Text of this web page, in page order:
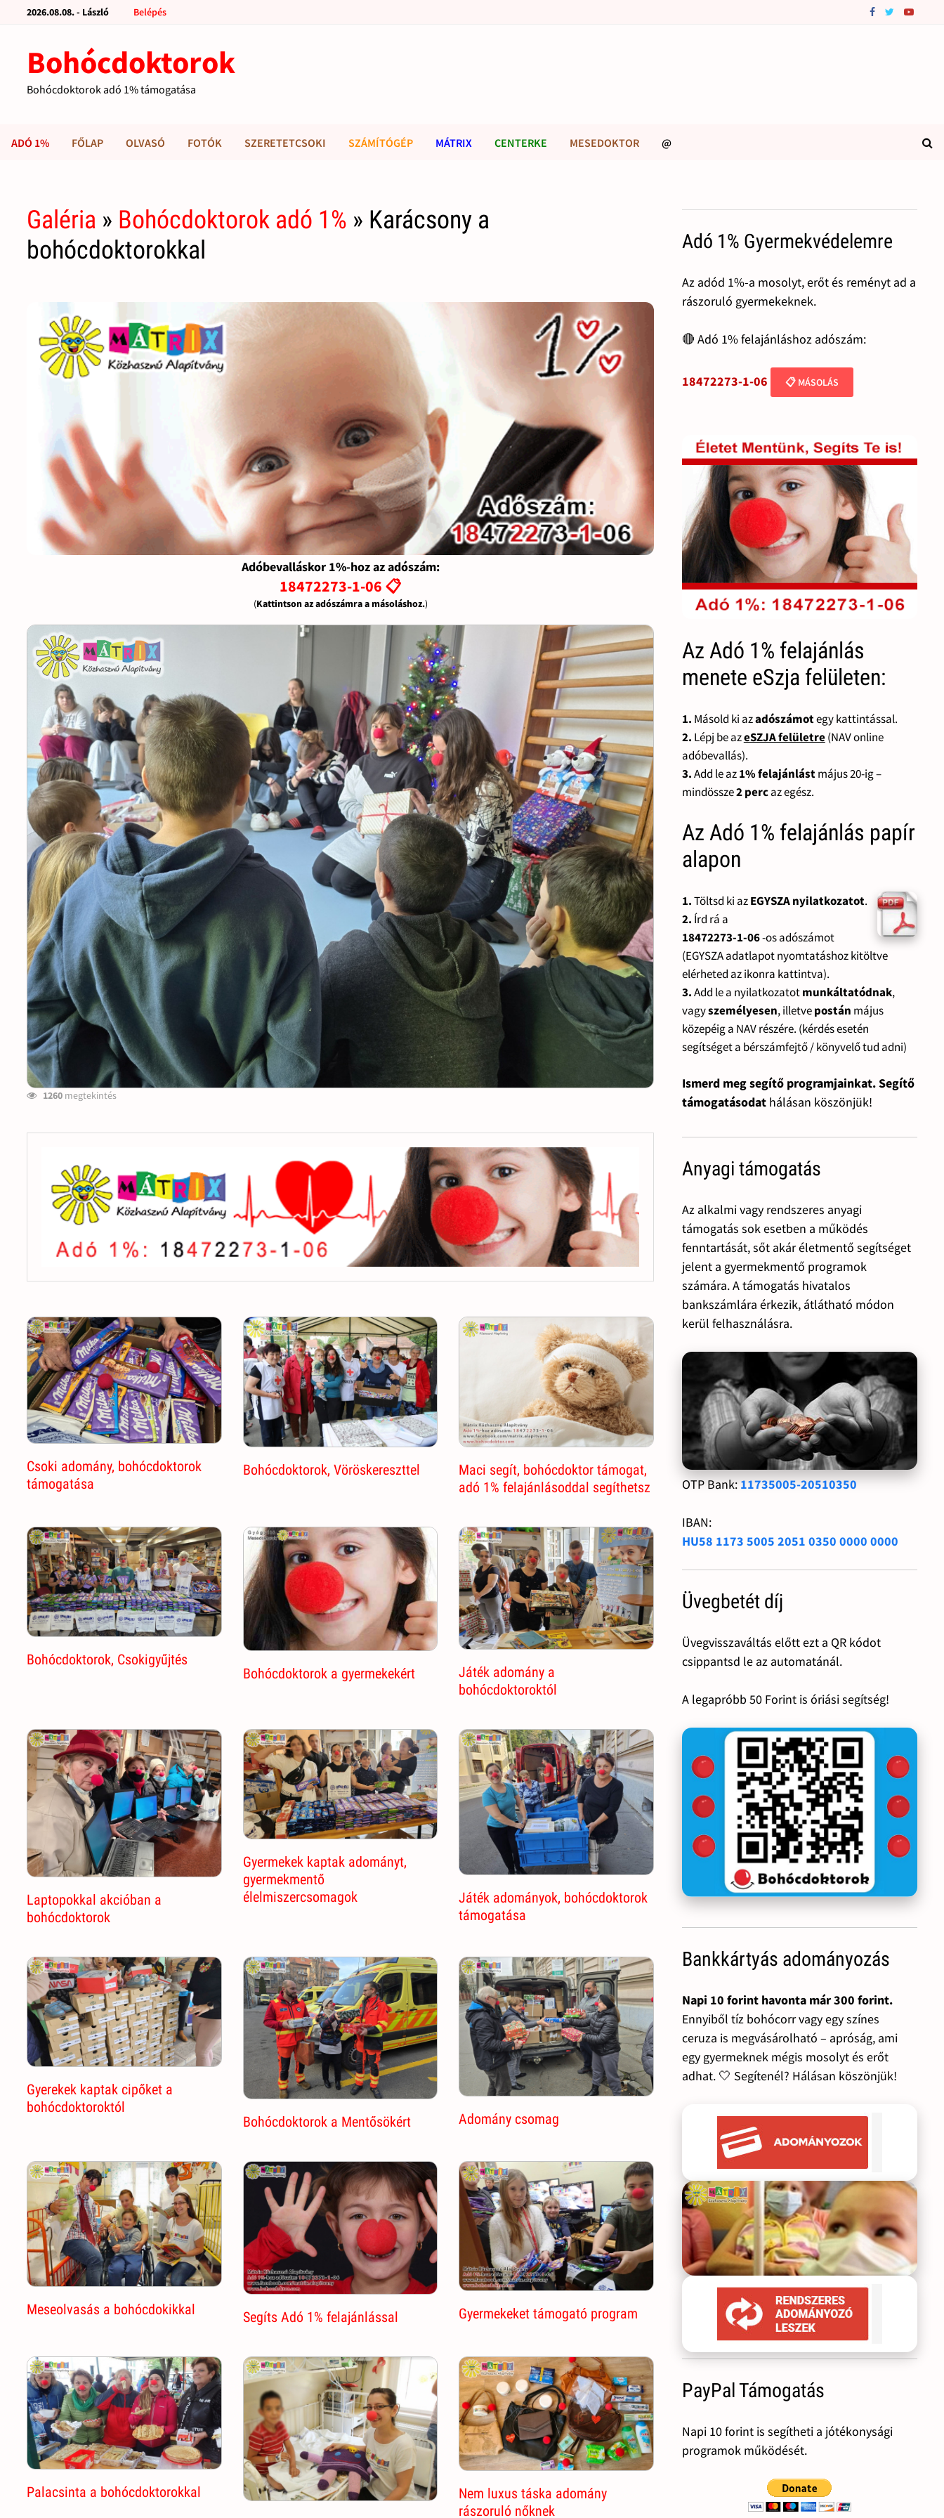
2026.08.08. - László Belépés
Bohócdoktorok
Bohócdoktorok adó 1% támogatása
ADÓ 1% FŐLAP OLVASÓ FOTÓK SZERETETCSOKI SZÁMÍTÓGÉP MÁTRIX CENTERKE MESEDOKTOR @
Galéria » Bohócdoktorok adó 1% » Karácsony a
bohócdoktorokkal
Adóbevalláskor 1%-hoz az adószám:
18472273-1-06 📋
(Kattintson az adószámra a másoláshoz.)
1260 megtekintés
Csoki adomány, bohócdoktorok
támogatása
Bohócdoktorok, Vöröskereszttel
Maci segít, bohócdoktor támogat,
adó 1% felajánlásoddal segíthetsz
Bohócdoktorok, Csokigyűjtés
Bohócdoktorok a gyermekekért
Játék adomány a
bohócdoktoroktól
Laptopokkal akcióban a
bohócdoktorok
Gyermekek kaptak adományt,
gyermekmentő
élelmiszercsomagok
Játék adományok, bohócdoktorok
támogatása
Gyerekek kaptak cipőket a
bohócdoktoroktól
Bohócdoktorok a Mentősökért
Adomány csomag
Meseolvasás a bohócdokikkal Segíts Adó 1% felajánlással Gyermekeket támogató program
Palacsinta a bohócdoktorokkal
Nem luxus táska adomány
rászoruló nőknek
Adó 1% Gyermekvédelemre
Az adód 1%-a mosolyt, erőt és reményt ad a
rászoruló gyermekeknek.
🔴 Adó 1% felajánláshoz adószám:
18472273-1-06 📋 MÁSOLÁS
Az Adó 1% felajánlás
menete eSzja felületen:
1. Másold ki azadószámotegy kattintással.
2. Lépj be azeSZJA felületre(NAV online
adóbevallás).
3.Add le az1% felajánlástmájus 20-ig –
mindössze2 percaz egész.
Az Adó 1% felajánlás papír
alapon
1.Töltsd ki azEGYSZA nyilatkozatot.
2. Írd rá a
18472273-1-06-os adószámot
(EGYSZA adatlapot nyomtatáshoz kitöltve
elérheted az ikonra kattintva).
3.Add le a nyilatkozatotmunkáltatódnak,
vagyszemélyesen, illetvepostán május
közepéig a NAV részére. (kérdés esetén
segítséget a bérszámfejtő / könyvelő tud adni)
Ismerd meg segítő programjainkat. Segítő
támogatásodat hálásan köszönjük!
Anyagi támogatás
Az alkalmi vagy rendszeres anyagi
támogatás sok esetben a működés
fenntartását, sőt akár életmentő segítséget
jelent a gyermekmentő programok
számára. A támogatás hivatalos
bankszámlára érkezik, átlátható módon
kerül felhasználásra.
OTP Bank: 11735005-20510350
IBAN:
HU58 1173 5005 2051 0350 0000 0000
Üvegbetét díj
Üvegvisszaváltás előtt ezt a QR kódot
csippantsd le az automatánál.
A legapróbb 50 Forint is óriási segítség!
Bankkártyás adományozás
Napi 10 forint havonta már 300 forint.
Ennyiből tíz bohócorr vagy egy színes
ceruza is megvásárolható – apróság, ami
egy gyermeknek mégis mosolyt és erőt
adhat. 🤍 Segítenél? Hálásan köszönjük!
PayPal Támogatás
Napi 10 forint is segítheti a jótékonysági
programok működését.